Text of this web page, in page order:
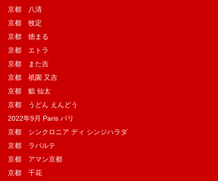
京都 八清
京都 牧定
京都 徳まる
京都 エトラ
京都 また吉
京都 祇園 又吉
京都 鮨 仙太
京都 うどん えんどう
2022年9月 Paris パリ
京都 シンクロニア ディ シンジハラダ
京都 ラパルテ
京都 アマン京都
京都 千花